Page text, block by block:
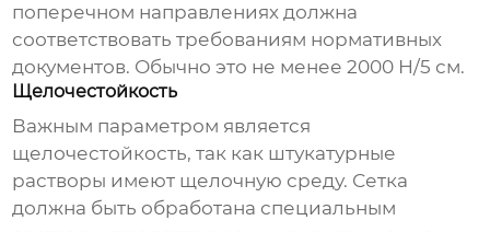
поперечном направлениях должна
соответствовать требованиям нормативных
документов. Обычно это не менее 2000 Н/5 см.
Щелочестойкость
Важным параметром является
щелочестойкость, так как штукатурные
растворы имеют щелочную среду. Сетка
должна быть обработана специальным